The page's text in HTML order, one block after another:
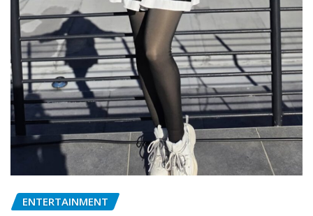
ENTERTAINMENT